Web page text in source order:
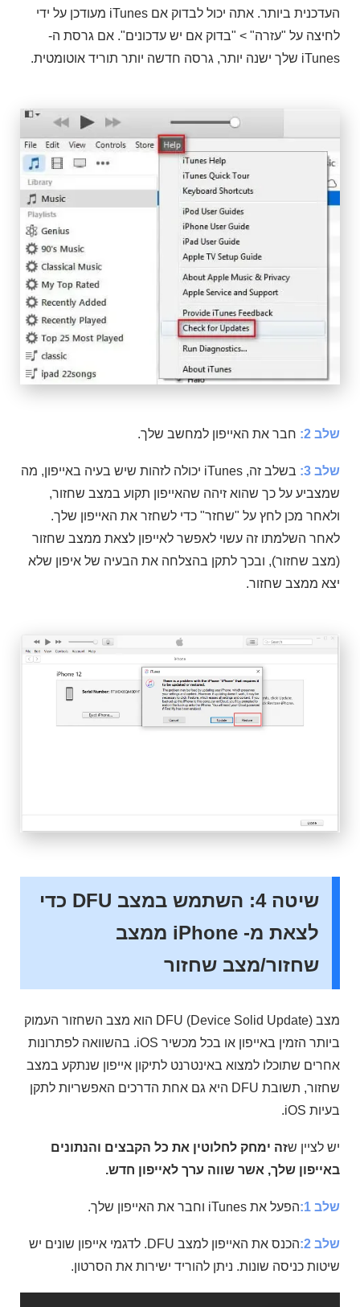
העדכנית ביותר. אתה יכול לבדוק אם iTunes מעודכן על ידי
לחיצה על "עזרה" > "בדוק אם יש עדכונים". אם גרסת ה-
iTunes שלך ישנה יותר, גרסה חדשה יותר תוריד אוטומטית.
שלב 2: חבר את האייפון למחשב שלך.
שלב 3:
בשלב זה, iTunes יכולה לזהות שיש בעיה באייפון, מה
שמצביע על כך שהוא זיהה שהאייפון תקוע במצב שחזור,
ולאחר מכן לחץ על "שחזר" כדי לשחזר את האייפון שלך.
לאחר השלמתו זה עשוי לאפשר לאייפון לצאת ממצב שחזור
(מצב שחזור), ובכך לתקן בהצלחה את הבעיה של איפון שלא
יצא ממצב שחזור.
שיטה 4: השתמש במצב DFU כדי
לצאת מ- iPhone ממצב
שחזור/מצב שחזור
מצב DFU (Device Solid Update) הוא מצב השחזור העמוק
ביותר הזמין באייפון או בכל מכשיר iOS. בהשוואה לפתרונות
אחרים שתוכלו למצוא באינטרנט לתיקון אייפון שנתקע במצב
שחזור, תשובת DFU היא גם אחת הדרכים האפשריות לתקן
בעיות iOS.
יש לציין שזה ימחק לחלוטין את כל הקבצים והנתונים
באייפון שלך, אשר שווה ערך לאייפון חדש.
שלב 1: הפעל את iTunes וחבר את האייפון שלך.
שלב 2:
הכנס את האייפון למצב DFU. לדגמי אייפון שונים יש
שיטות כניסה שונות. ניתן להוריד ישירות את הסרטון.